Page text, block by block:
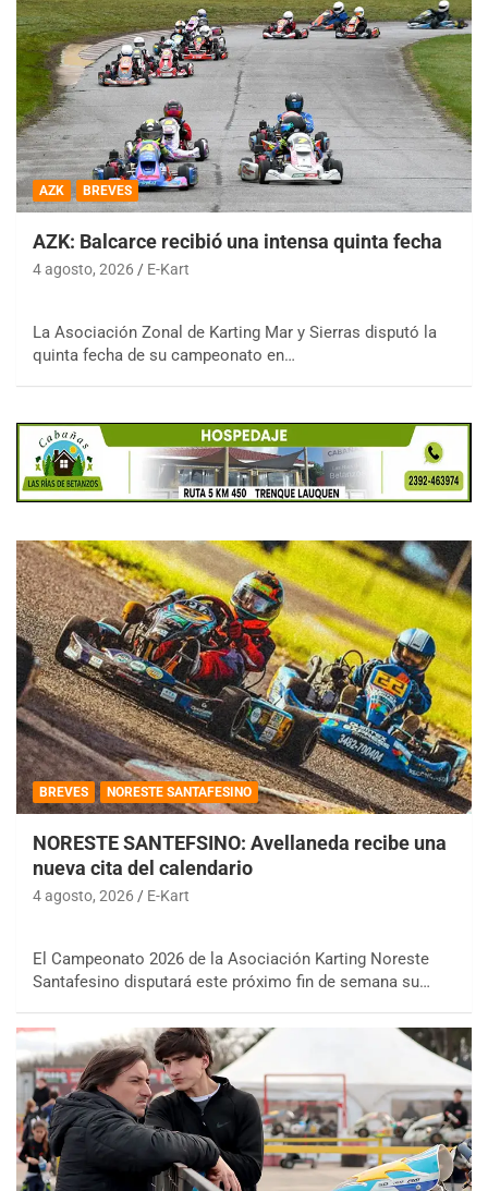
AZK BREVES
AZK: Balcarce recibió una intensa quinta fecha
4 agosto, 2026 E-Kart
La Asociación Zonal de Karting Mar y Sierras disputó la
quinta fecha de su campeonato en…
BREVES NORESTE SANTAFESINO
NORESTE SANTEFSINO: Avellaneda recibe una
nueva cita del calendario
4 agosto, 2026 E-Kart
El Campeonato 2026 de la Asociación Karting Noreste
Santafesino disputará este próximo fin de semana su…